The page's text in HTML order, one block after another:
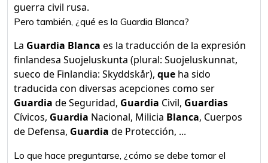
guerra civil rusa.
Pero también, ¿qué es la Guardia Blanca?
La Guardia Blanca es la traducción de la expresión
finlandesa Suojeluskunta (plural: Suojeluskunnat,
sueco de Finlandia: Skyddskår), que ha sido
traducida con diversas acepciones como ser
Guardia de Seguridad, Guardia Civil, Guardias
Cívicos, Guardia Nacional, Milicia Blanca, Cuerpos
de Defensa, Guardia de Protección, ...
Lo que hace preguntarse, ¿cómo se debe tomar el